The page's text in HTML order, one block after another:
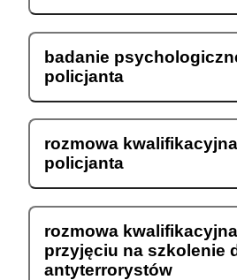
badanie
policjanta
rozmowa
policjanta
rozmowa
przyjęciu na szkolenie
antyterrorystów